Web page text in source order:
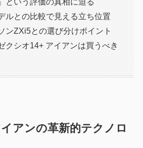
ルとの比較で見える立ち位置
ンZXi5との選び分けポイント
クシオ14+ アイアンは買うべき
アンの革新的テクノロ